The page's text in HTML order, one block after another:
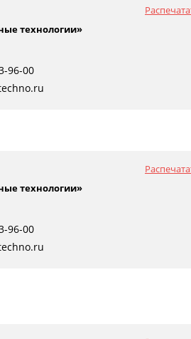
технологии»
96-00
технологии»
96-00